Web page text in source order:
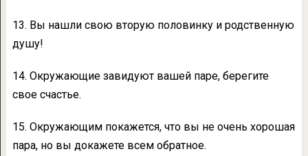
13. Вы нашли свою вторую половинку и родственную
душу!
14. Окружающие завидуют вашей паре, берегите
свое счастье.
15. Окружающим покажется, что вы не очень хорошая
пара, но вы докажете всем обратное.